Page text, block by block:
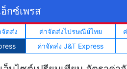
กซ์เพรส
จัดส่ง ค่าจัดส่งไปรษณีย์ไทย
ค่าจัดส่ง J&T Express